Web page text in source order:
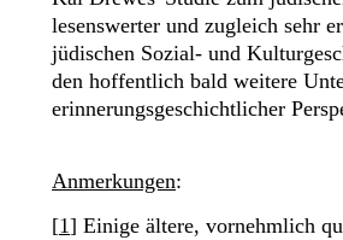
lesenswerter und zugleich sehr
jüdischen Sozial- und
den hoffentlich bald weitere
erinnerungsgeschichtlicher
Anmerkungen:
[1] Einige ältere, vornehmlich